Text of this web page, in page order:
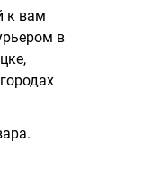
к вам
в